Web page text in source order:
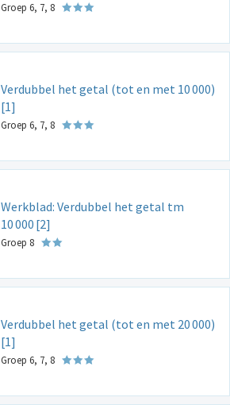
Groep 6, 7, 8
Verdubbel het getal (tot en met 10000)
[1]
Groep 6, 7, 8
Werkblad: Verdubbel het getal tm
10000 [2]
Groep 8
Verdubbel het getal (tot en met 20000)
[1]
Groep 6, 7, 8